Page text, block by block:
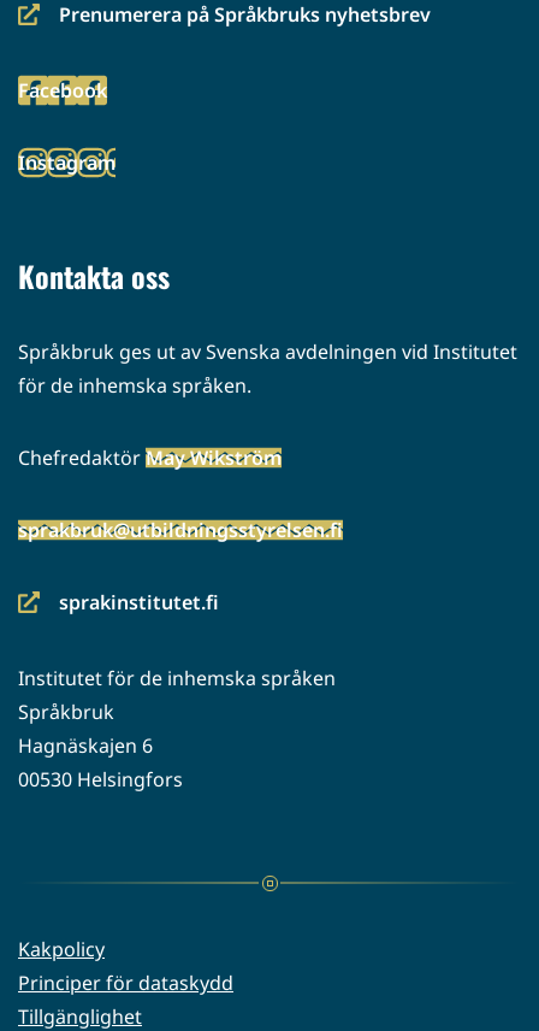
Prenumerera på Språkbruks nyhetsbrev
(siirryt
palveluun)
Facebook
(siirryt
palveluun)
Instagram
(siirryt
Kontakta oss
Språkbruk ges ut av Svenska avdelningen vid Institutet
för de inhemska språken.
ChefredaktörMay Wikström
sprakbruk@utbildningsstyrelsen.fi
sprakinstitutet.fi
(siirryt
palveluun)
Institutet för de inhemska språken
Språkbruk
Hagnäskajen 6
00530 Helsingfors
Kakpolicy
Principer för dataskydd
Tillgänglighet